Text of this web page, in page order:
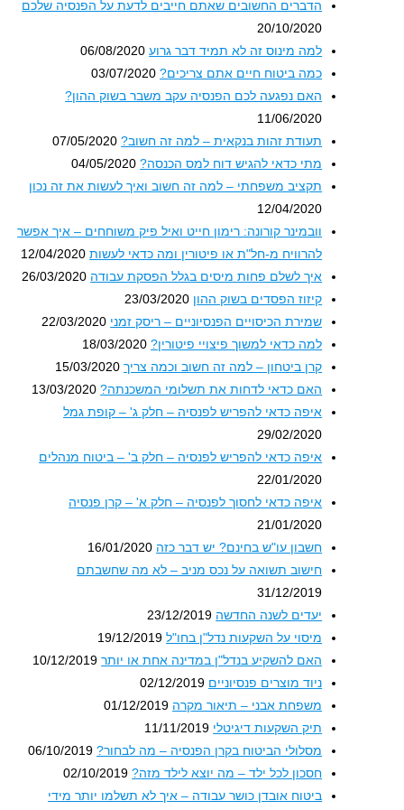
הדברים החשובים שאתם חייבים לדעת על הפנסיה שלכם
20/10/2020
למה מינוס זה לא תמיד דבר גרוע 06/08/2020
כמה ביטוח חיים אתם צריכים? 03/07/2020
האם נפגעה לכם הפנסיה עקב משבר בשוק ההון?
11/06/2020
תעודת זהות בנקאית – למה זה חשוב? 07/05/2020
מתי כדאי להגיש דוח למס הכנסה? 04/05/2020
תקציב משפחתי – למה זה חשוב ואיך לעשות את זה נכון
12/04/2020
וובמינר קורונה: רימון חייט ואיל פיק משוחחים – איך אפשר
להרוויח מ-חל"ת או פיטורין ומה כדאי לעשות 12/04/2020
איך לשלם פחות מיסים בגלל הפסקת עבודה 26/03/2020
קיזוז הפסדים בשוק ההון 23/03/2020
שמירת הכיסויים הפנסיוניים – ריסק זמני 22/03/2020
למה כדאי למשוך פיצויי פיטורין? 18/03/2020
קרן ביטחון – למה זה חשוב וכמה צריך 15/03/2020
האם כדאי לדחות את תשלומי המשכנתה? 13/03/2020
איפה כדאי להפריש לפנסיה – חלק ג' – קופת גמל
29/02/2020
איפה כדאי להפריש לפנסיה – חלק ב' – ביטוח מנהלים
22/01/2020
איפה כדאי לחסוך לפנסיה – חלק א' – קרן פנסיה
21/01/2020
חשבון עו"ש בחינם? יש דבר כזה 16/01/2020
חישוב תשואה על נכס מניב – לא מה שחשבתם
31/12/2019
יעדים לשנה החדשה 23/12/2019
מיסוי על השקעות נדל"ן בחו"ל 19/12/2019
האם להשקיע בנדל"ן במדינה אחת או יותר 10/12/2019
ניוד מוצרים פנסיוניים 02/12/2019
משפחת אבני – תיאור מקרה 01/12/2019
תיק השקעות דיגיטלי 11/11/2019
מסלולי הביטוח בקרן הפנסיה – מה לבחור? 06/10/2019
חסכון לכל ילד – מה יוצא לילד מזה? 02/10/2019
ביטוח אובדן כושר עבודה – איך לא תשלמו יותר מידי